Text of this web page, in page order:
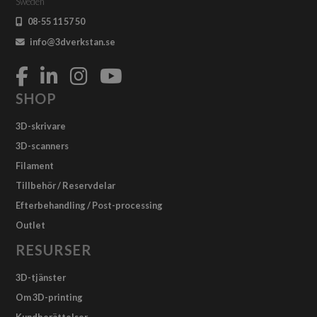
08-55 11 57 50
info@3dverkstan.se
SHOP
3D-skrivare
3D-scanners
Filament
Tillbehör / Reservdelar
Efterbehandling / Post-processing
Outlet
RESURSER
3D-tjänster
Om 3D-printing